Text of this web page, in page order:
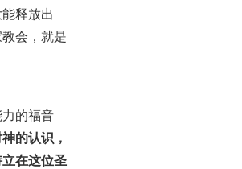
释放出
会，就是
的福音
的认识，
在这位圣